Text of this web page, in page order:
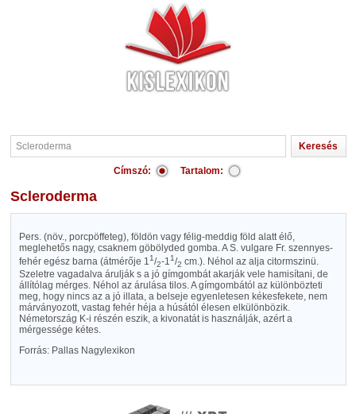
Címszó: Tartalom:
Scleroderma
Pers. (növ., porcpöffeteg), földön vagy félig-meddig föld alatt élő,
meglehetős nagy, csaknem göbölyded gomba. A S. vulgare Fr. szennyes-
fehér egész barna (átmérője 11/2-11/2 cm.). Néhol az alja citormszinü.
Szeletre vagadalva árulják s a jó gímgombát akarják vele hamisítani, de
állítólag mérges. Néhol az árulása tilos. A gímgombától az különbözteti
meg, hogy nincs az a jó illata, a belseje egyenletesen kékesfekete, nem
márványozott, vastag fehér héja a húsától élesen elkülönbözik.
Németország K-i részén eszik, a kivonatát is használják, azért a
mérgessége kétes.
Forrás: Pallas Nagylexikon